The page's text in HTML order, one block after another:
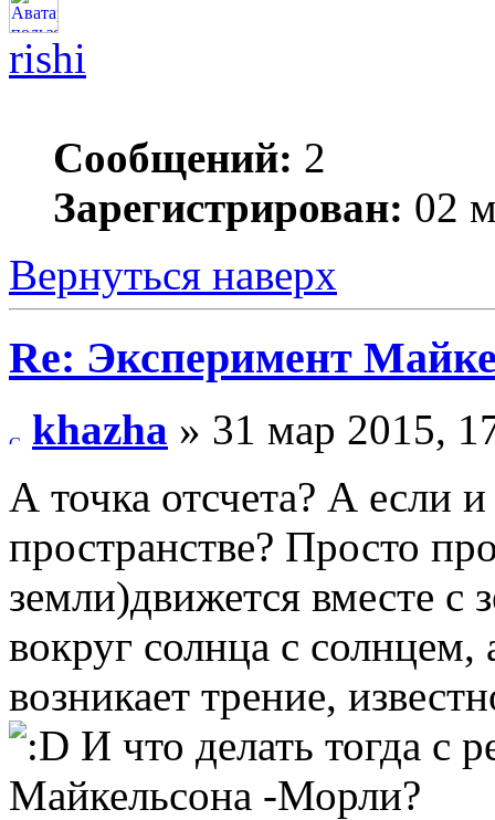
rishi
Сообщений: 2
Зарегистрирован: 02
Вернуться наверх
Re: Эксперимент
khazha » 31 мар 2015,
А точка отсчета? А если
пространстве? Просто
земли)движется вместе с
вокруг солнца с солнцем,
возникает трение,
И что делать тогда с
Майкельсона -Морли?